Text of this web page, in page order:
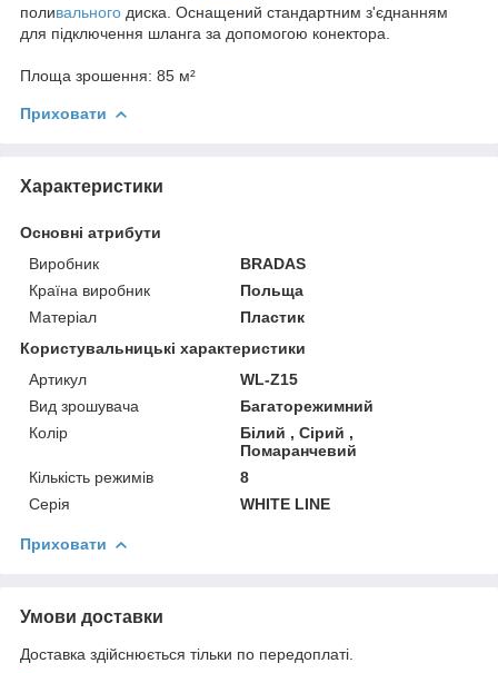
поливального диска. Оснащений стандартним з'єднанням
для підключення шланга за допомогою конектора.
Площа зрошення: 85 м²
Приховати
Характеристики
Основні атрибути
Виробник
BRADAS
Країна виробник
Польща
Матеріал
Пластик
Користувальницькі характеристики
Артикул
WL-Z15
Вид зрошувача
Багаторежимний
Колір
Білий , Сірий ,
Помаранчевий
Кількість режимів
8
Серія
WHITE LINE
Приховати
Умови доставки
Доставка здійснюється тільки по передоплаті.